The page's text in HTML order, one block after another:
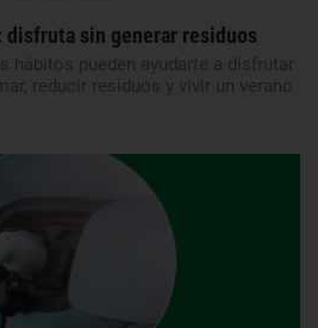
disfruta sin generar residuos
hábitos pueden ayudarte a disfrutar
reducir residuos y vivir un verano